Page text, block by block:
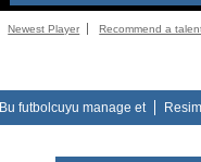
Newest Player
Recommend a
Bu futbolcuyu manage et